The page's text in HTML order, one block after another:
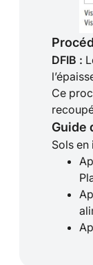
DFIB :
Ce
Guide
Sols